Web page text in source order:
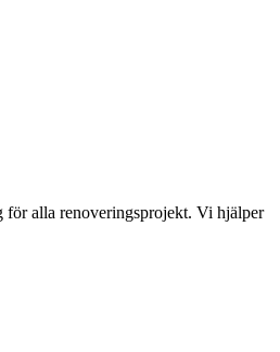
för alla renoveringsprojekt. Vi hjälper